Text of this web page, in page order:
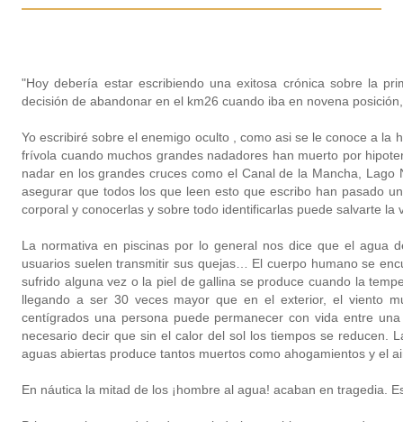
"Hoy debería estar escribiendo una exitosa crónica sobre la
decisión de abandonar en el km26 cuando iba en novena
Yo escribiré sobre el enemigo oculto , como asi se le conoce a
frívola cuando muchos grandes nadadores han muerto por
nadar en los grandes cruces como el Canal de la Mancha,
asegurar que todos los que leen esto que escribo han pasado
corporal y conocerlas y sobre todo identificarlas puede salvarte la
La normativa en piscinas por lo general nos dice que el agua
usuarios suelen transmitir sus quejas… El cuerpo humano se
sufrido alguna vez o la piel de gallina se produce cuando la
llegando a ser 30 veces mayor que en el exterior, el viento
centígrados una persona puede permanecer con vida entre
necesario decir que sin el calor del sol los tiempos se reducen.
aguas abiertas produce tantos muertos como ahogamientos y el
En náutica la mitad de los ¡hombre al agua! acaban en tragedia.